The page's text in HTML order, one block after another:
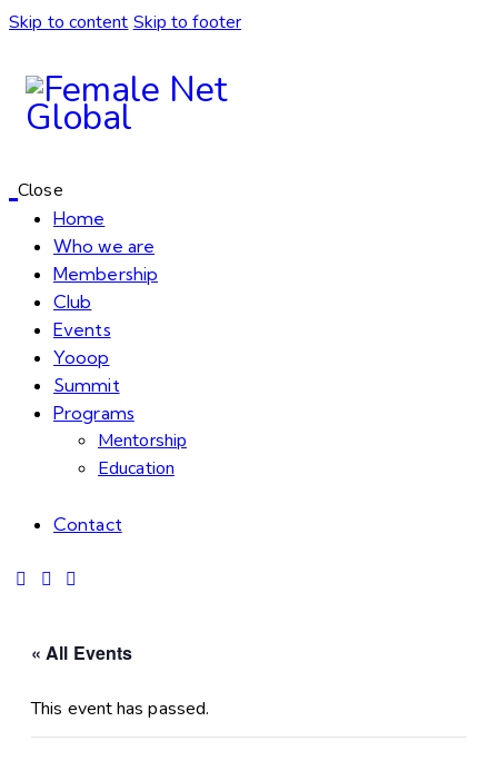
Skip to content Skip to footer
Close
Home
Who we are
Membership
Club
Events
Yooop
Summit
Programs
Mentorship
Education
Contact
« All Events
This event has passed.